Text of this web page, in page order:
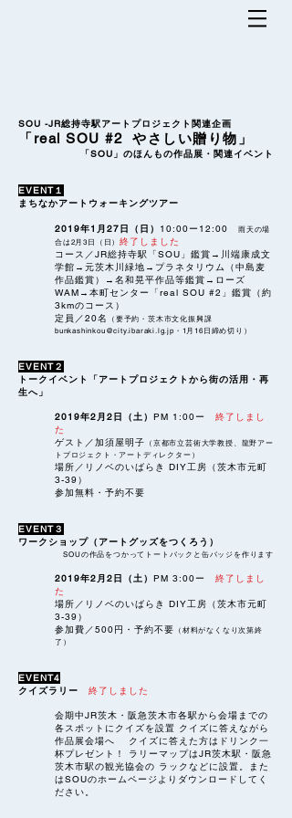
SOU -JR総持寺駅アートプロジェクト関連企画
「real SOU #2 やさしい贈り物」
「SOU」のほんもの作品展・関連イベント
EVENT１
まちなかアートウォーキングツアー
2019年1月27日（日） 10:00ー12:00
雨天の場
合は2月3日（日）終了しました
コース／JR総持寺駅「SOU」鑑賞→川端康成文
学館→元茨木川緑地→プラネタリウム（中島麦
作品鑑賞）→名和晃平作品等鑑賞→ローズ
WAM→本町センター「real SOU #2」鑑賞（約
3kmのコース）
定員／20名
（要予約・茨木市文化振興課
bunkashinkou@city.ibaraki.lg.jp ・1月16日締め切り）
EVENT２
トークイベント「アートプロジェクトから街の活用・再
生へ」
2019年2月2日（土） PM 1:00ー 終了しまし
た
ゲスト／加須屋明子 （京都市立芸術大学教授、龍野アー
トプロジェクト・アートディレクター）
場所／リノベのいばらき DIY工房（茨木市元町
3-39）
参加無料・予約不要
EVENT３
ワークショップ（アートグッズをつくろう）
SOUの作品をつかってトートバックと缶バッジを作ります
2019年2月2日（土） PM 3:00ー 終了しまし
た
場所／ リノベのいばらき DIY工房（茨木市元町
3-39）
参加費／500円・予約不要 （材料がなくなり次第終
了）
EVENT4
クイズラリー 終了しました
会期中JR茨木・阪急茨木市各駅から会場までの
各スポットにクイズを設置 クイズに答えながら
作品展会場へ クイズに答えた方はドリンク一
杯プレゼント！ ラリーマップはJR茨木駅・阪急
茨木市駅の観光協会の ラックなどに設置。また
はSOUのホームページよりダウンロードしてく
ださい。